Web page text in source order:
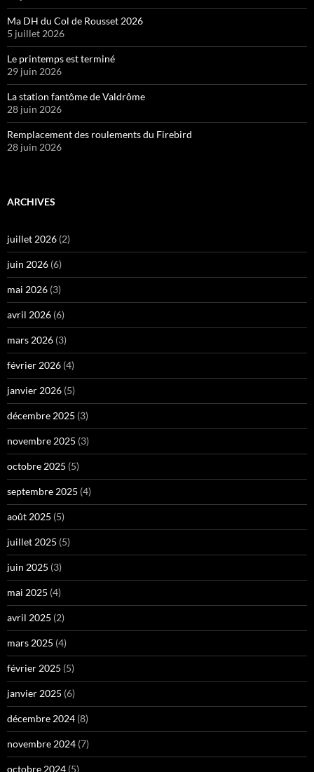
Ma DH du Col de Rousset 2026
5 juillet 2026
Le printemps est terminé
29 juin 2026
La station fantôme de Valdrôme
28 juin 2026
Remplacement des roulements du Firebird
28 juin 2026
ARCHIVES
juillet 2026 (2)
juin 2026 (6)
mai 2026 (3)
avril 2026 (6)
mars 2026 (3)
février 2026 (4)
janvier 2026 (5)
décembre 2025 (3)
novembre 2025 (3)
octobre 2025 (5)
septembre 2025 (4)
août 2025 (5)
juillet 2025 (5)
juin 2025 (3)
mai 2025 (4)
avril 2025 (2)
mars 2025 (4)
février 2025 (5)
janvier 2025 (6)
décembre 2024 (8)
novembre 2024 (7)
octobre 2024 (5)